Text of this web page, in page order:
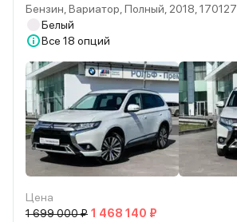
Бензин, Вариатор, Полный, 2018, 170127
Белый
Все 18 опций
Цена
1 699 000 ₽ 1 468 140 ₽